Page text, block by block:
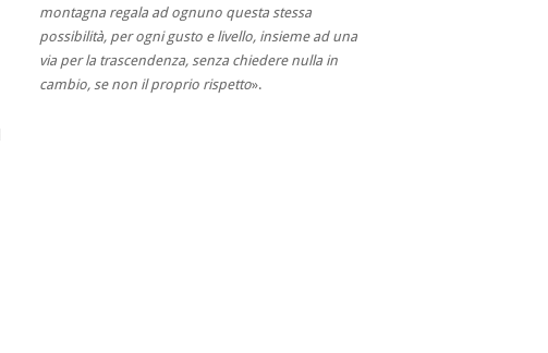
montagna regala ad ognuno questa stessa
possibilità, per ogni gusto e livello, insieme ad una
via per la trascendenza, senza chiedere nulla in
cambio, se non il proprio rispetto».